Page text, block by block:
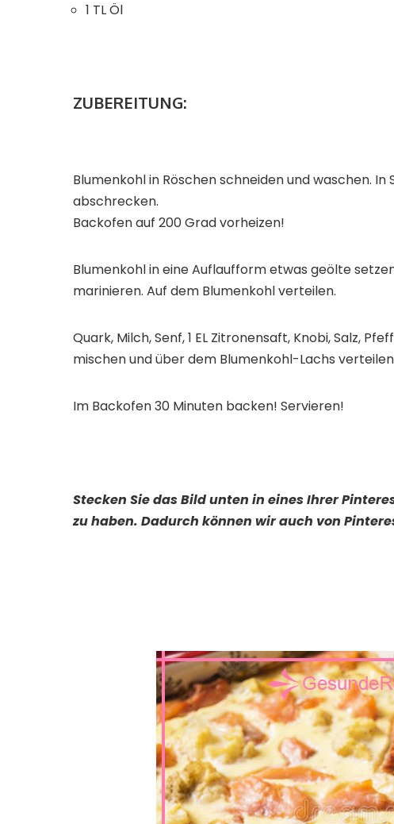
1 TL Öl
ZUBEREITUNG:
Blumenkohl in Röschen schneiden und waschen.
abschrecken.
Backofen auf 200 Grad vorheizen!
Blumenkohl in eine Auflaufform etwas geölte
marinieren. Auf dem Blumenkohl verteilen.
Quark, Milch, Senf, 1 EL Zitronensaft, Knobi, Salz,
mischen und über dem Blumenkohl-Lachs
Im Backofen 30 Minuten backen! Servieren!
Stecken Sie das Bild unten in eines Ihrer
zu haben. Dadurch können wir auch von